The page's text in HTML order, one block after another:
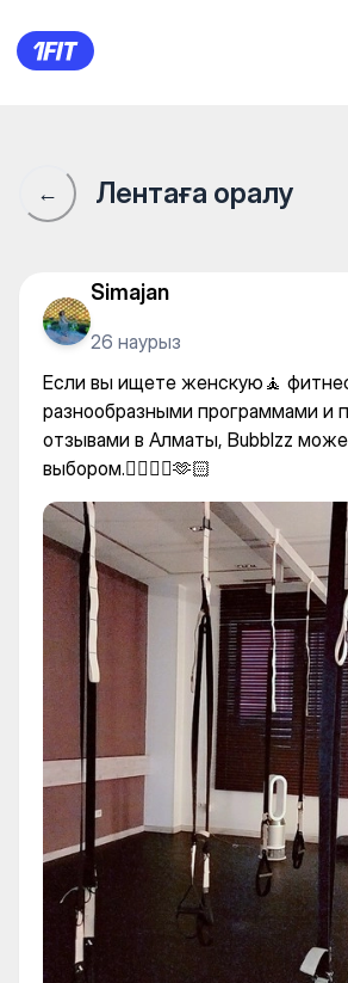
Bubblzz | Гоголя —
← Лентаға оралу
Simajan
26 наурыз
Если вы ищете женскую🧘
разнообразными программами и
отзывами в Алматы, Bubblzz
выбором.👍🏻🤘🏻🫶🏻